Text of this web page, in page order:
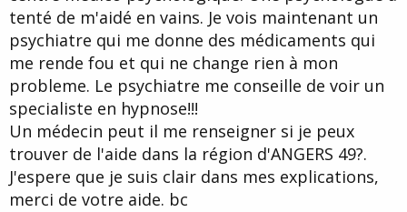
tenté de m'aidé en vains. Je vois maintenant un
psychiatre qui me donne des médicaments qui
me rende fou et qui ne change rien à mon
probleme. Le psychiatre me conseille de voir un
specialiste en hypnose!!!
Un médecin peut il me renseigner si je peux
trouver de l'aide dans la région d'ANGERS 49?.
J'espere que je suis clair dans mes explications,
merci de votre aide. bc